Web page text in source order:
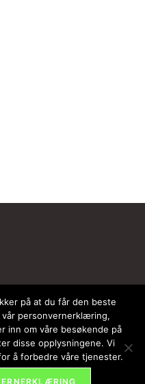
Conditions Privacy Policy
Theme by Nick
på at du får den beste
personvernerklæring,
inn om våre besøkende på
disse opplysningene. Vi
å forbedre våre tjenester.